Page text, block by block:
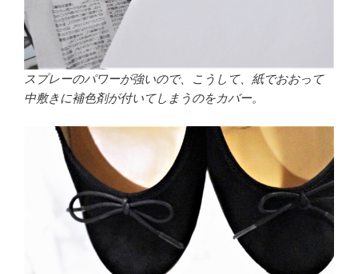
スプレーのパワーが強いので、こうして、紙でおおって
中敷きに補色剤が付いてしまうのをカバー。